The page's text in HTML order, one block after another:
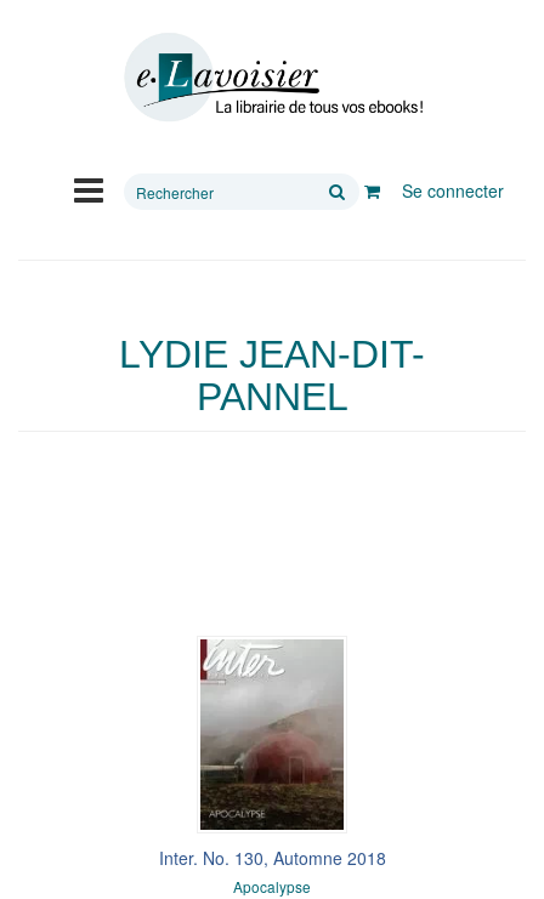
Rechercher
Se connecter
LYDIE JEAN-DIT-
PANNEL
Inter. No. 130, Automne 2018
Apocalypse